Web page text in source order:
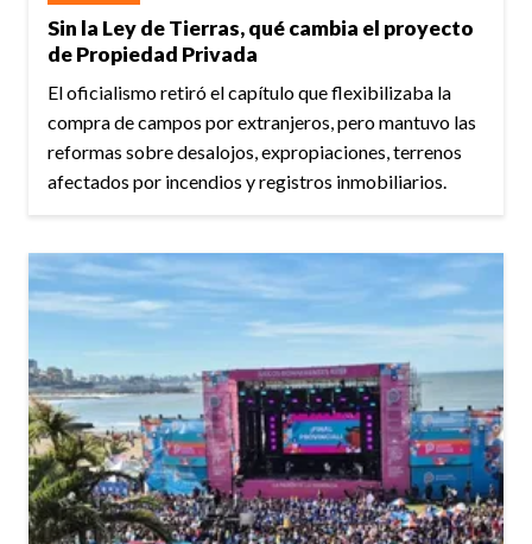
Sin la Ley de Tierras, qué cambia el proyecto
de Propiedad Privada
El oficialismo retiró el capítulo que flexibilizaba la
compra de campos por extranjeros, pero mantuvo las
reformas sobre desalojos, expropiaciones, terrenos
afectados por incendios y registros inmobiliarios.